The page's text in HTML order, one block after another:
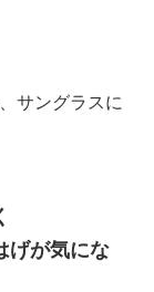
サングラスに
げが気にな